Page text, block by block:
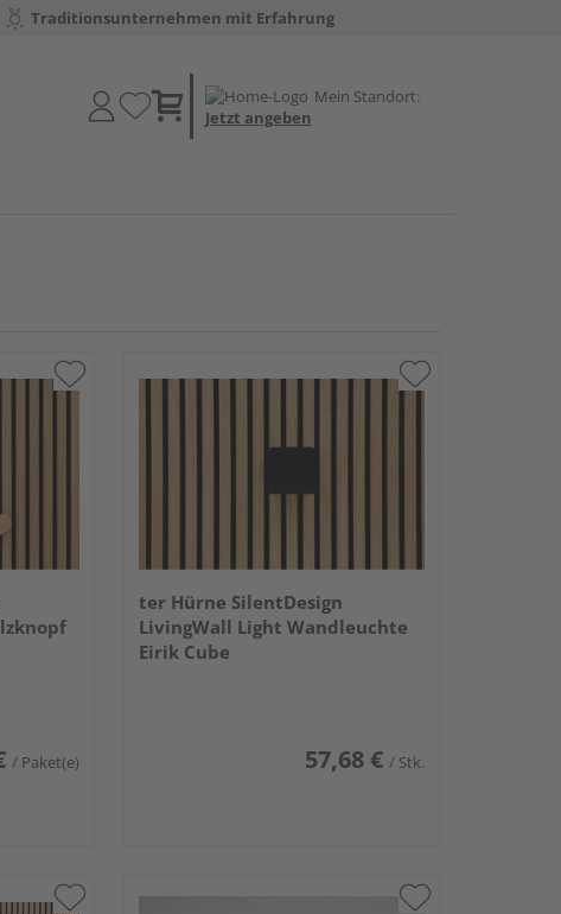
Traditionsunternehmen mit Erfahrung
Mein Standort:
Jetzt angeben
/ Paket(e)
ter Hürne SilentDesign
LivingWall Light Wandleuchte
Eirik Cube
57,68 € / Stk.